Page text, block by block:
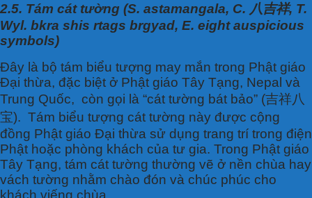
2.5. Tám cát tường (S. astamangala, C. 八吉祥, T.
Wyl. bkra shis rtags brgyad, E. eight auspicious
symbols)
Đây là bộ tám biểu tượng may mắn trong Phật giáo
Đại thừa, đặc biệt ở Phật giáo Tây Tạng, Nepal và
Trung Quốc, còn gọi là “cát tường bát bảo” (吉祥八
宝). Tám biểu tượng cát tường này được cộng
đồng Phật giáo Đại thừa sử dụng trang trí trong điện
Phật hoặc phòng khách của tư gia. Trong Phật giáo
Tây Tạng, tám cát tường thường vẽ ở nền chùa hay
vách tường nhằm chào đón và chúc phúc cho
khách viếng chùa.